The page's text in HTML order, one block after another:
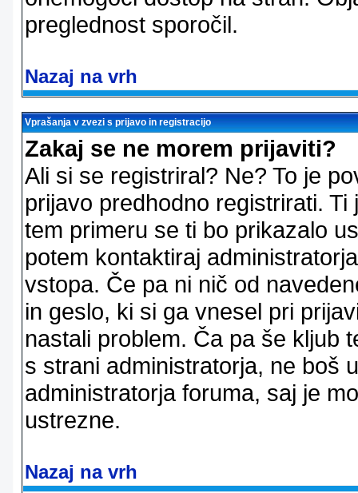
preglednost sporočil.
Nazaj na vrh
Vprašanja v zvezi s prijavo in registracijo
Zakaj se ne morem prijaviti?
Ali si se registriral? Ne? To je
prijavo predhodno registrirati.
tem primeru se ti bo prikazalo
potem kontaktiraj
vstopa. Če pa ni nič od
in geslo, ki si ga vnesel pri
nastali problem. Ča pa še kljub
s strani administratorja, ne boš
administratorja foruma, saj je
ustrezne.
Nazaj na vrh